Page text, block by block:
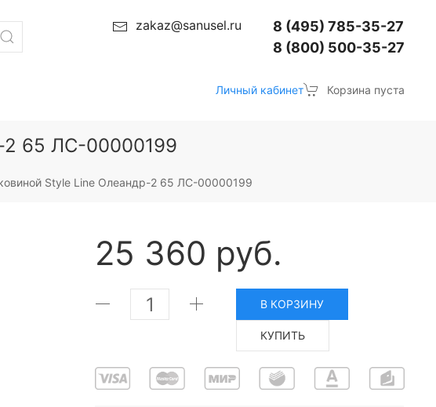
zakaz@sanusel.ru
8 (495) 785-35-27
8 (800) 500-35-27
Личный кабинет Корзина пуста
2 65 ЛС-00000199
Style Line Олеандр-2 65 ЛС-00000199
25 360 руб.
В КОРЗИНУ
КУПИТЬ